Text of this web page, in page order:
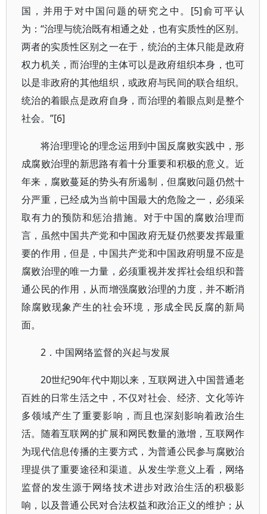
国，并用于对中国问题的研究之中。[5]俞可平认
为：“治理与统治既有相通之处，也有实质性的区别。
两者的实质性区别之一在于，统治的主体只能是政府
权力机关，而治理的主体可以是政府组织本身，也可
以是非政府的其他组织，或政府与民间的联合组织。
统治的着眼点是政府自身，而治理的着眼点则是整个
社会。”[6]
将治理理论的理念运用到中国反腐败实践中，形
成腐败治理的新思路有着十分重要和积极的意义。近
年来，腐败蔓延的势头有所遏制，但腐败问题仍然十
分严重，已经成为当前中国最大的危险之一，必须采
取有力的预防和惩治措施。对于中国的腐败治理而
言，虽然中国共产党和中国政府无疑仍然要发挥最重
要的作用，但是，中国共产党和中国政府明显不应是
腐败治理的唯一力量，必须重视并发挥社会组织和普
通公民的作用，从而增强腐败治理的力度，并不断消
除腐败现象产生的社会环境，形成全民反腐的新局
面。
2．中国网络监督的兴起与发展
20世纪90年代中期以来，互联网进入中国普通老
百姓的日常生活之中，不仅对社会、经济、文化等许
多领域产生了重要影响，而且也深刻影响着政治生
活。随着互联网的扩展和网民数量的激增，互联网作
为现代信息传播的主要方式，为普通公民参与腐败治
理提供了重要途径和渠道。从发生学意义上看，网络
监督的发生源于网络技术进步对政治生活的积极影
响，以及普通公民对合法权益和政治正义的维护；从